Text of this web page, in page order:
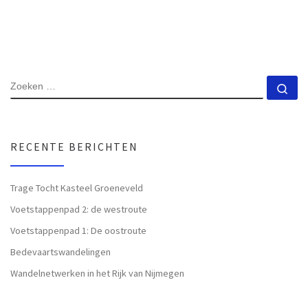
ZOEKEN
RECENTE BERICHTEN
Trage Tocht Kasteel Groeneveld
Voetstappenpad 2: de westroute
Voetstappenpad 1: De oostroute
Bedevaartswandelingen
Wandelnetwerken in het Rijk van Nijmegen